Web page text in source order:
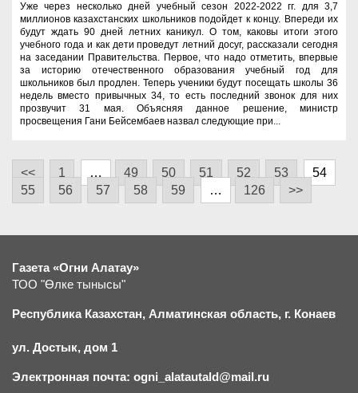
Уже через несколько дней учебный сезон 2022-2022 гг. для 3,7
миллионов казахстанских школьников подойдет к концу. Впереди их
будут ждать 90 дней летних каникул. О том, каковы итоги этого
учебного года и как дети проведут летний досуг, рассказали сегодня
на заседании Правительства. Первое, что надо отметить, впервые
за историю отечественного образования учебный год для
школьников был продлен. Теперь ученики будут посещать школы 36
недель вместо привычных 34, то есть последний звонок для них
прозвучит 31 мая. Объясняя данное решение, министр
просвещения Гани Бейсембаев назвал следующие при...
<< 1 … 49 50 51 52 53
54
55
56 57 58 59 … 126 >>
Газета «Огни Алатау»
ТОО "Өлке тынысы"
Республика Казахстан, Алматинская область, г. Конаев
ул. Достык, дом 1
Электронная почта: ogni_alatautald@mail.ru